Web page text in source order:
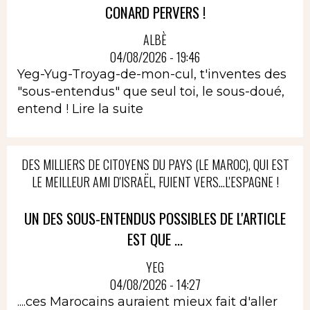
CONARD PERVERS !
ALBÈ
04/08/2026 - 19:46
Yeg-Yug-Troyag-de-mon-cul, t'inventes des
"sous-entendus" que seul toi, le sous-doué,
entend ! Lire la suite
DES MILLIERS DE CITOYENS DU PAYS (LE MAROC), QUI EST
LE MEILLEUR AMI D'ISRAËL, FUIENT VERS...L'ESPAGNE !
UN DES SOUS-ENTENDUS POSSIBLES DE L'ARTICLE
EST QUE ...
YEG
04/08/2026 - 14:27
....ces Marocains auraient mieux fait d'aller